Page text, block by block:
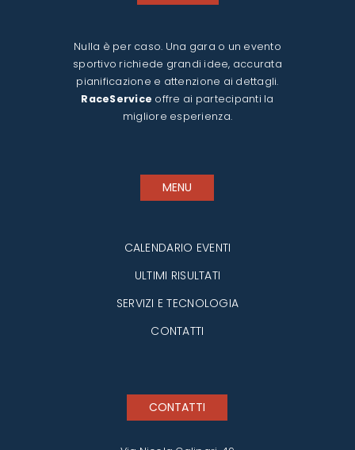
Nulla è per caso. Una gara o un evento
sportivo richiede grandi idee, accurata
pianificazione e attenzione ai dettagli.
RaceService offre ai partecipanti la
migliore esperienza.
MENU
CALENDARIO EVENTI
ULTIMI RISULTATI
SERVIZI E TECNOLOGIA
CONTATTI
CONTATTI